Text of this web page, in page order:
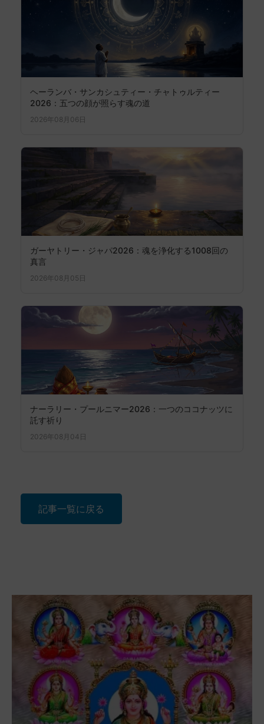
ヘーランバ・サンカシュティー・チャトゥルティー
2026：五つの顔が照らす魂の道
2026年08月06日
ガーヤトリー・ジャパ2026：魂を浄化する1008回の
真言
2026年08月05日
ナーラリー・プールニマー2026：一つのココナッツに
託す祈り
2026年08月04日
記事一覧に戻る